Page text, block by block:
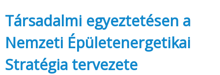
Társadalmi egyeztetésen a
Nemzeti Épületenergetikai
Stratégia tervezete